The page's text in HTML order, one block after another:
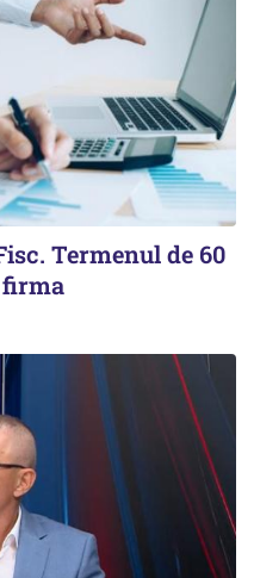
Termenul de 60
firma